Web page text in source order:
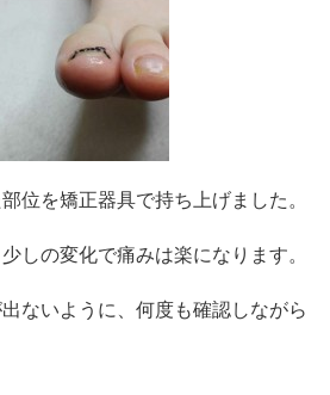
位を矯正器具で持ち上げました。
しの変化で痛みは楽になります。
ないように、何度も確認しながら